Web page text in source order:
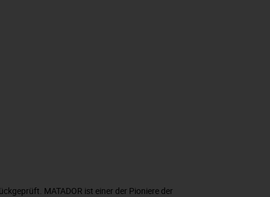
MATADOR ist einer der Pioniere der